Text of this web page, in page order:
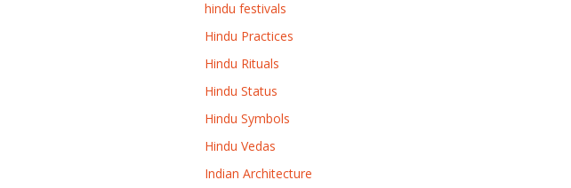
hindu festivals
Hindu Practices
Hindu Rituals
Hindu Status
Hindu Symbols
Hindu Vedas
Indian Architecture